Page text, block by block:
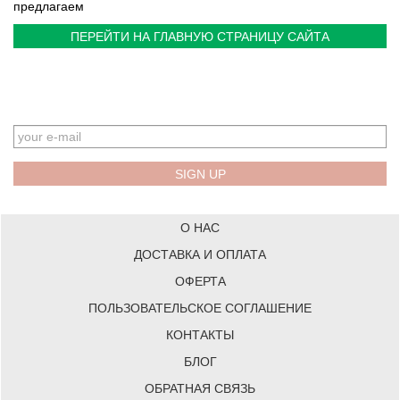
предлагаем
ПЕРЕЙТИ НА ГЛАВНУЮ СТРАНИЦУ САЙТА
О НАС
ДОСТАВКА И ОПЛАТА
ОФЕРТА
ПОЛЬЗОВАТЕЛЬСКОЕ СОГЛАШЕНИЕ
КОНТАКТЫ
БЛОГ
ОБРАТНАЯ СВЯЗЬ